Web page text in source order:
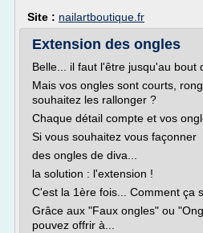
Site : nailartboutique.fr
Extension des ongles
Belle... il faut l'être jusqu'au bout
Mais vos ongles sont courts,
souhaitez les rallonger ?
Chaque détail compte et vos
Si vous souhaitez vous façonner
des ongles de diva...
la solution : l'extension !
C'est la 1ère fois... Comment ça
Grâce aux "Faux ongles" ou
pouvez offrir à...